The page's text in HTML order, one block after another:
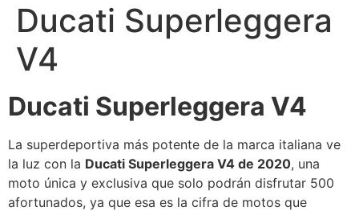
Ducati Superleggera
V4
Ducati Superleggera V4
La superdeportiva más potente de la marca italiana ve
la luz con la Ducati Superleggera V4 de 2020, una
moto única y exclusiva que solo podrán disfrutar 500
afortunados, ya que esa es la cifra de motos que